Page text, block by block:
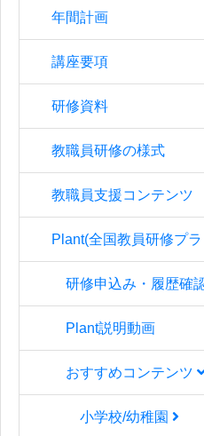
年間計画
講座要項
研修資料
教職員研修の様式
教職員支援コンテンツ
Plant(全国教員研修プ
研修申込み・履歴確
Plant説明動画
おすすめコンテンツ
小学校/幼稚園